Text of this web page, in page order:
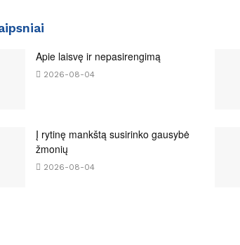
Apie laisvę ir nepasirengimą
2026-08-04
Į rytinę mankštą susirinko gausybė
žmonių
2026-08-04